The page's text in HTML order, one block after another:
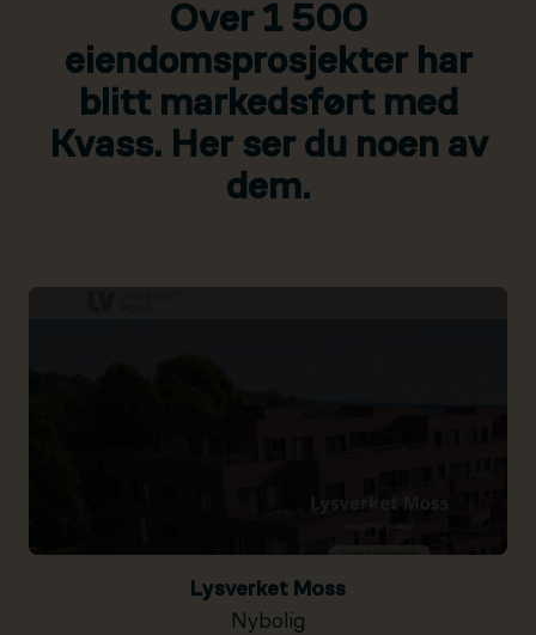
Over 1 500
eiendomsprosjekter har
blitt markedsført med
Kvass. Her ser du noen av
dem.
Lysverket Moss
Nybolig